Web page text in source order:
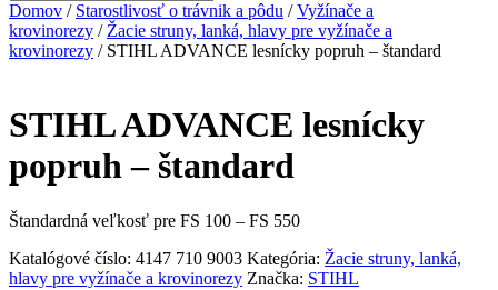
Domov / Starostlivosť o trávnik a pôdu /Vyžínače a
krovinorezy / Žacie struny, lanká, hlavy pre vyžínače a
krovinorezy / STIHL ADVANCE lesnícky popruh – štandard
STIHL ADVANCE lesnícky
popruh – štandard
Štandardná veľkosť pre FS 100 – FS 550
Katalógové číslo: 4147 710 9003 Kategória: Žacie struny, lanká,
hlavy pre vyžínače a krovinorezy Značka: STIHL